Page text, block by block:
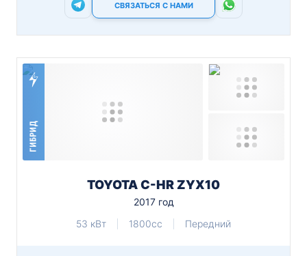
СВЯЗАТЬСЯ С НАМИ
ГИБРИД
TOYOTA C-HR ZYX10
2017 год
53 кВт
1800cc Передний